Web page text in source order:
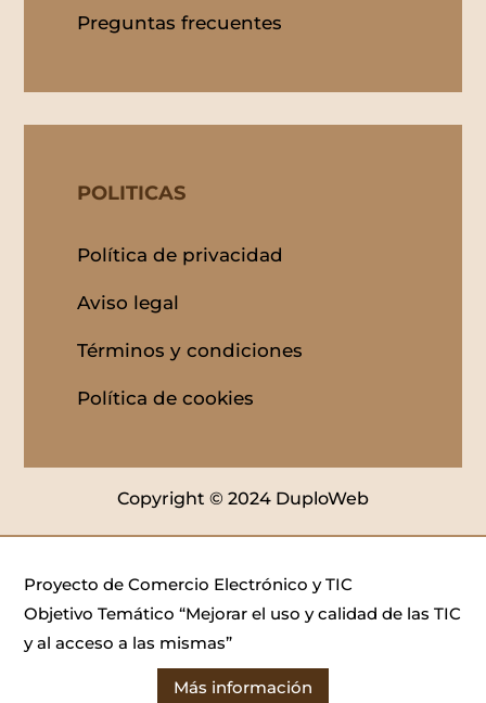
Preguntas frecuentes
POLITICAS
Política de privacidad
Aviso legal
Términos y condiciones
Política de cookies
Copyright © 2024 DuploWeb
Proyecto de Comercio Electrónico y TIC
Objetivo Temático “Mejorar el uso y calidad de las TIC
y al acceso a las mismas”
Más información